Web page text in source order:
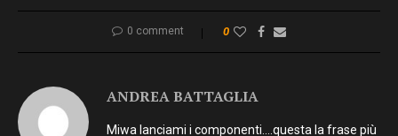
0 comment 0
ANDREA BATTAGLIA
Miwa lanciami i componenti….questa la frase più